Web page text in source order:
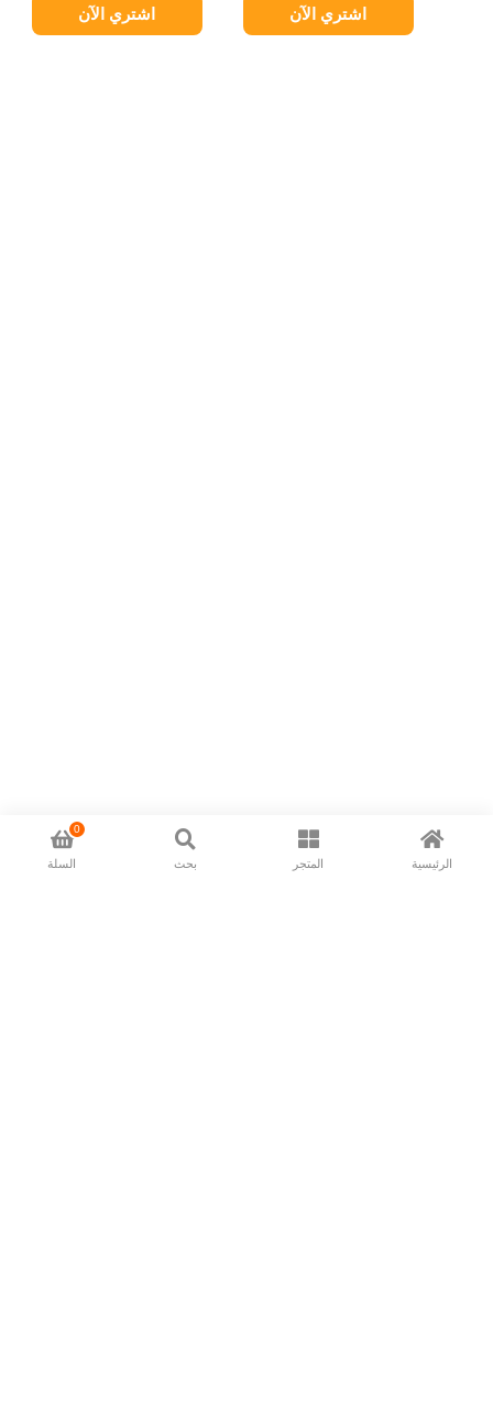
اشتري الآن اشتري الآن
الرئيسية المتجر بحث
0
السلة